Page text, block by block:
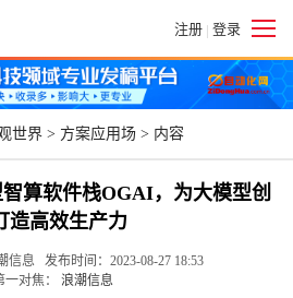
注册 | 登录
世界 > 方案应用场 > 内容
算软件栈OGAI，为大模型创
造高效生产力
息 发布时间：2023-08-27 18:53
一对焦： 浪潮信息